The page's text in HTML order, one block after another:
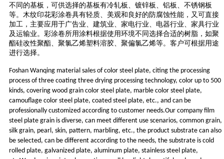
不同的基板 ， 可供选择的基板有冷轧板、镀锌板、铝板、不锈钢板
等。 木纹印花彩涂卷具有轻质、美观和良好的防腐蚀性能，又可直接
加工，主要应用于广告业、建筑业、家电行业、电器行业、家具行业
及运输业。 彩涂卷所用涂料根据使用环境不同选择合适的树脂，如聚
酯硅改性聚酯、聚氯乙烯塑料溶胶、聚偏氯乙烯等。 客 户可根据用途
进行选择。
Foshan Wanqing material sales of color steel plate, citing the processing
process of three coating three drying processing technology, color up to 500
kinds, covering wood grain color steel plate, marble color steel plate,
camouflage color steel plate, coated steel plate, etc., and can be
professionally customized according to customer needs.Our company film
steel plate grain is diverse, can meet different use scenarios, common grain,
silk grain, pearl, skin, pattern, marbling, etc., the product substrate can also
be selected, can be different according to the needs, the substrate is cold
rolled plate, galvanized plate, aluminum plate, stainless steel plate,